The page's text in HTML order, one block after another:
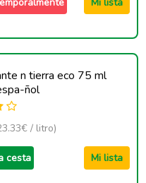
n tierra eco 75 ml
ñol
/ litro)
cesta Mi lista